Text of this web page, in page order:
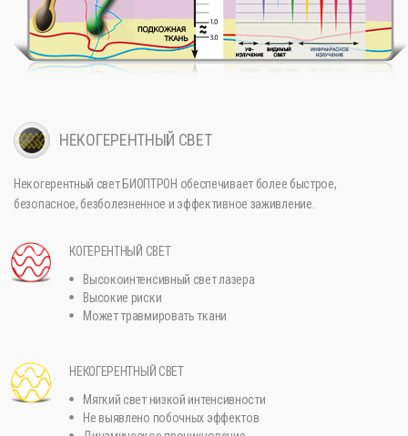
НЕКОГЕРЕНТНЫЙ СВЕТ
Некогерентный свет БИОПТРОН обеспечивает более быстрое,
безопасное, безболезненное и эффективное заживление.
КОГЕРЕНТНЫЙ СВЕТ
Высокоинтенсивный свет лазера
Высокие риски
Может травмировать ткани
НЕКОГЕРЕНТНЫЙ СВЕТ
Мягкий свет низкой интенсивности
Не выявлено побочных эффектов